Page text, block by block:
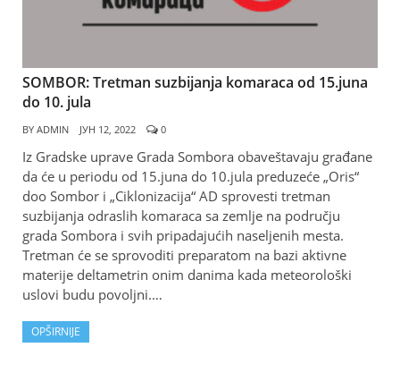
SOMBOR: Tretman suzbijanja komaraca od 15.juna
do 10. jula
BY ADMIN ЈУН 12, 2022 0
Iz Gradske uprave Grada Sombora obaveštavaju građane
da će u periodu od 15.juna do 10.jula preduzeće „Oris“
doo Sombor i „Ciklonizacija“ AD sprovesti tretman
suzbijanja odraslih komaraca sa zemlje na području
grada Sombora i svih pripadajućih naseljenih mesta.
Tretman će se sprovoditi preparatom na bazi aktivne
materije deltametrin onim danima kada meteorološki
uslovi budu povoljni.…
OPŠIRNIJE